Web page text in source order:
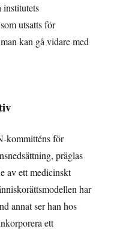
institutets
utsatts för
kan gå vidare med
kommitténs för
präglas
av ett medicinskt
har
annat ser han hos
ett